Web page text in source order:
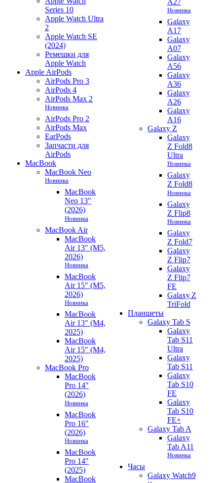
Series 10
Apple Watch Ultra
2
Apple Watch SE
(2024)
Ремешки для
Apple Watch
Apple AirPods
AirPods Pro 3
AirPods 4
AirPods Max 2
Новинка
AirPods Pro 2
AirPods Max
EarPods
Запчасти для
AirPods
MacBook
MacBook Neo
Новинка
MacBook
Neo 13"
(2026)
Новинка
MacBook Air
MacBook
Air 13" (M5,
2026)
Новинка
MacBook
Air 15" (M5,
2026)
Новинка
MacBook
Air 13" (M4,
2025)
MacBook
Air 15" (M4,
2025)
MacBook Pro
MacBook
Pro 14"
(2026)
Новинка
MacBook
Pro 16"
(2026)
Новинка
MacBook
Pro 14"
(2025)
MacBook
Новинка
Galaxy
A17
Galaxy
A07
Galaxy
A56
Galaxy
A36
Galaxy
A26
Galaxy
A16
Galaxy Z
Galaxy
Z Fold8
Ultra
Новинка
Galaxy
Z Fold8
Новинка
Galaxy
Z Flip8
Новинка
Galaxy
Z Fold7
Galaxy
Z Flip7
Galaxy
Z Flip7
FE
Galaxy Z
TriFold
Планшеты
Galaxy Tab S
Galaxy
Tab S11
Ultra
Galaxy
Tab S11
Galaxy
Tab S10
FE
Galaxy
Tab S10
FE+
Galaxy Tab A
Galaxy
Tab A11
Новинка
Часы
Galaxy Watch9